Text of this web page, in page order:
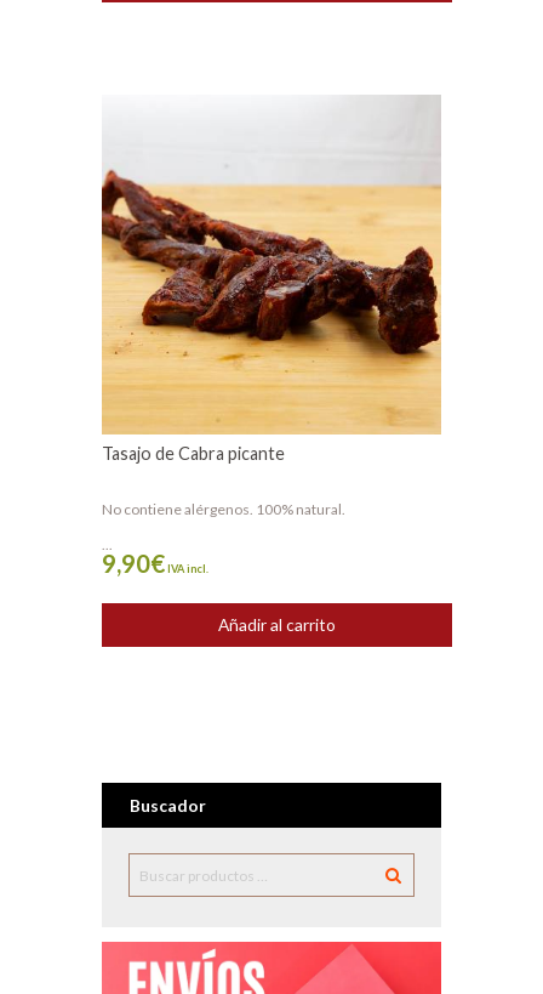
Tasajo de Cabra picante
No contiene alérgenos. 100% natural.
9,90€IVA incl.
Añadir al carrito
Buscador